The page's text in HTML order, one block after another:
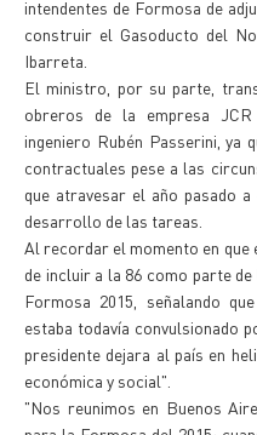
intendentes de Formosa de
construir el Gasoducto del
Ibarreta.
El ministro, por su parte,
obreros de la empresa
ingeniero Rubén Passerini,
contractuales pese a las
que atravesar el año pasado
desarrollo de las tareas.
Al recordar el momento en
de incluir a la 86 como parte
Formosa 2015, señalando
estaba todavía convulsionado
presidente dejara al país en
económica y social".
"Nos reunimos en Buenos